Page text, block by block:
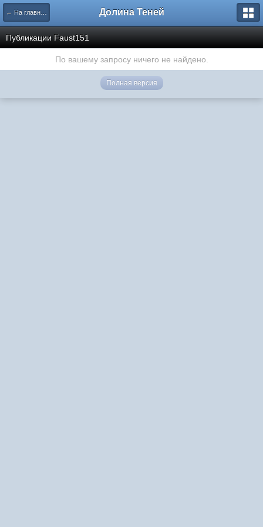
← На главную Долина Теней
Публикации Faust151
По вашему запросу ничего не найдено.
Полная версия